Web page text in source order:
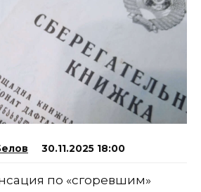
30.11.2025 18:00
по «сгоревшим»